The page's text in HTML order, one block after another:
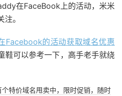
在FaceBook上的活动，米米
。
Facebook的活动获取域名优惠
鞋可以参考一下，高手老手就绕
个特价域名甩卖中，限时促销，随时